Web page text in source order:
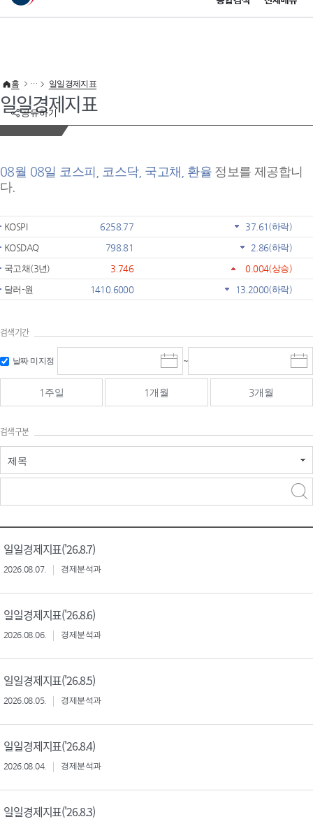
이 누리집은 대한민국 공식 전자정부 누리집입니다.
공유하기
홈 일일경제지표
일일경제지표
08월 08일 코스피, 코스닥, 국고채, 환율 정보를 제공합니
다.
KOSPI 6258.77 37.61 (하락)
KOSDAQ
798.81 2.86(하락)
국고채(3년)
3.746 0.004(상승)
달러-원
1410.6000 13.2000(하락)
검색기간
날짜 미지정
시
작
일
선
~
종
료
선
1주일 1개월 3개월
검색구분
제목
일일경제지표('26.8.7)
2026.08.07. 경제분석과
일일경제지표('26.8.6)
2026.08.06. 경제분석과
일일경제지표('26.8.5)
2026.08.05. 경제분석과
일일경제지표('26.8.4)
2026.08.04. 경제분석과
일일경제지표('26.8.3)